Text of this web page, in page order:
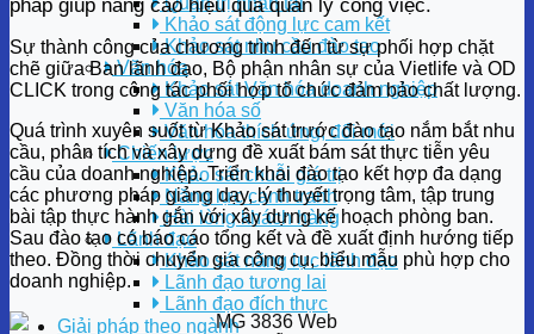
Khảo sát động lực cam kết
Khảo sát nhu cầu đào tạo
Văn hóa
Khảo sát Văn hóa doanh nghiệp
Văn hóa số
Văn hóa thích ứng, đổi mới
Chiến lược
Khảo sát chuỗi giá trị
Năng lực cạnh tranh
Hài lòng khách hàng
Lãnh đạo
Khảo sát năng lực lãnh đạo
Lãnh đạo tương lai
Lãnh đạo đích thực
Giải pháp theo ngành
pháp giúp nâng cao hiệu quả quản lý công việc.
Sự thành công của chương trình đến từ sự phối hợp chặt
chẽ giữa Ban lãnh đạo, Bộ phận nhân sự của Vietlife và OD
CLICK trong công tác phối hợp tổ chức đảm bảo chất lượng.
Quá trình xuyên suốt từ Khảo sát trước đào tạo nắm bắt nhu
cầu, phân tích và xây dựng đề xuất bám sát thực tiễn yêu
cầu của doanh nghiệp. Triển khai đào tạo kết hợp đa dạng
các phương pháp giảng dạy, lý thuyết trọng tâm, tập trung
bài tập thực hành gắn với xây dựng kế hoạch phòng ban.
Sau đào tạo có báo cáo tổng kết và đề xuất định hướng tiếp
theo. Đồng thời chuyển gia công cụ, biểu mẫu phù hợp cho
doanh nghiệp.